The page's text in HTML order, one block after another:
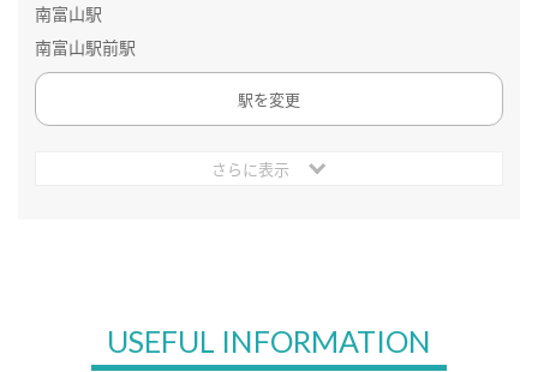
南富山駅
南富山駅前駅
駅を変更
さらに表示
USEFUL INFORMATION